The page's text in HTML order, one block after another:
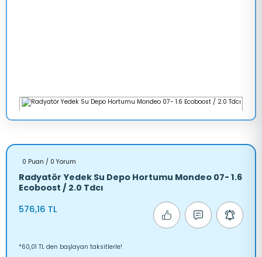
0 Puan / 0 Yorum
Radyatör Yedek Su Depo Hortumu Mondeo 07- 1.6
Ecoboost / 2.0 Tdcı
576,16 TL
*60,01 TL den başlayan taksitlerle!